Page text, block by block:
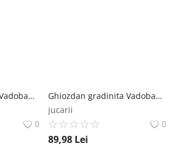
Ghiozdan gradinita Vadobag Bluey Best Friends Fun 29x22x9 cm Vadobag
0
Ghiozdan gradinita Vadobag Bluey Fluffy Friends 32x26x11 cm Vadobag
jucarii
0
89,98 Lei